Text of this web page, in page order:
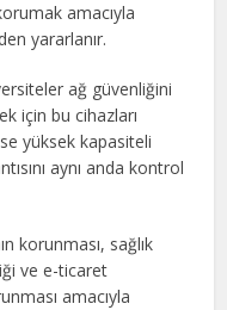
amacıyla
yararlanır.
ağ güvenliğini
için bu cihazları
yüksek kapasiteli
aynı anda kontrol
korunması, sağlık
ve e-ticaret
amacıyla